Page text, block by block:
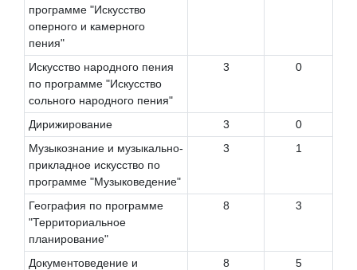
программе "Искусство
оперного и камерного
пения"
Искусство народного пения
по программе "Искусство
сольного народного пения"
3 0
Дирижирование 3
0
Музыкознание и музыкально-
прикладное искусство по
программе "Музыковедение"
3 1
География по программе
"Территориальное
планирование"
8 3
Документоведение и
8 5